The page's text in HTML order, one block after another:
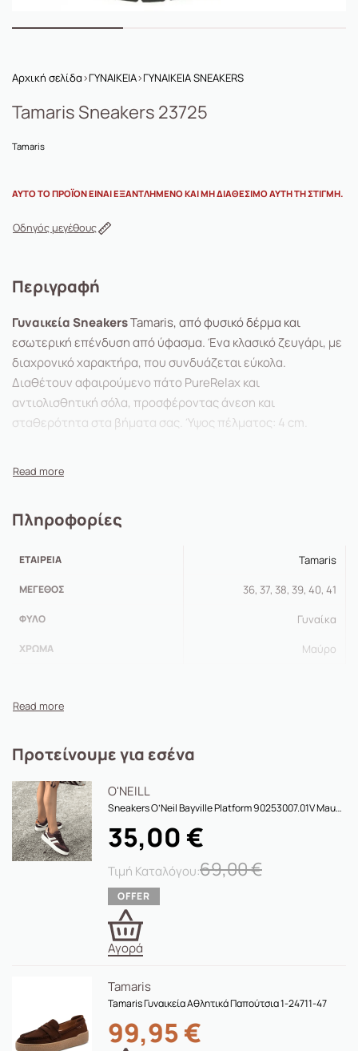
Αρχική σελίδα›ΓΥΝΑΙΚΕΙΑ›ΓΥΝΑΙΚΕΙΑ SNEAKERS
Tamaris Sneakers 23725
Tamaris
ΑΥΤΌ ΤΟ ΠΡΟΪΌΝ ΕΊΝΑΙ ΕΞΑΝΤΛΗΜΈΝΟ ΚΑΙ ΜΗ ΔΙΑΘΈΣΙΜΟ ΑΥΤΉ ΤΗ ΣΤΙΓΜΉ.
Οδηγός μεγέθους
Περιγραφή
Γυναικεία SneakersTamaris, από φυσικό δέρμα και
εσωτερική επένδυση από ύφασμα. Ένα κλασικό ζευγάρι, με
διαχρονικό χαρακτήρα, που συνδυάζεται εύκολα.
Διαθέτουν αφαιρούμενο πάτο PureRelax και
αντιολισθητική σόλα, προσφέροντας άνεση και
σταθερότητα στα βήματα σας. Ύψος πέλματος: 4 cm.
Πληροφορίες
ΕΤΑΙΡΕΊΑ Tamaris
ΜΈΓΕΘΟΣ 36, 37, 38, 39, 40, 41
ΦΎΛΟ Γυναίκα
ΧΡΏΜΑ Μαύρο
Προτείνουμε για εσένα
O'NEILL
Sneakers O’Neil Bayville Platform 90253007.01V Mauve Wine
69,00€
35,00 €
Αγορά
Tamaris
Tamaris Γυναικεία Αθλητικά Παπούτσια 1-24711-47
99,95€